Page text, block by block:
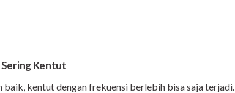
Sering Kentut
baik, kentut dengan frekuensi berlebih bisa saja terjadi.